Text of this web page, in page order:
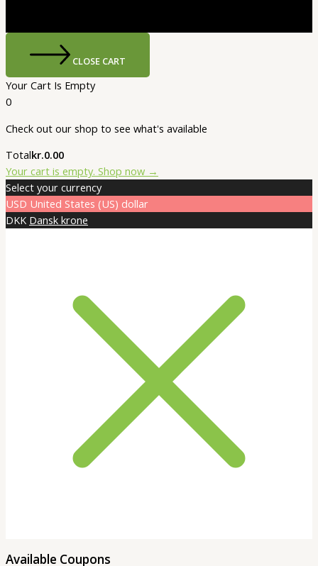
CLOSE CART
Your Cart Is Empty
0
Check out our shop to see what's available
Cart
Total:
Totalkr.0.00
Your cart is empty. Shop now →
Select your currency
USD United States (US) dollar
DKK Dansk krone
Available Coupons